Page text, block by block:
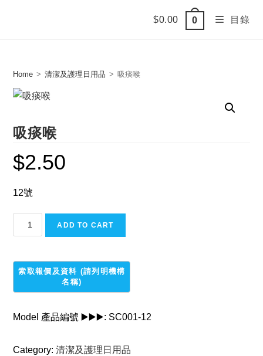
$0.00 0 目錄
Home > 清潔及護理日用品 > 吸痰喉
吸痰喉
$2.50
12號
痰
quantity
ADD TO CART
Model 產品編號 ▶️▶️▶️: SC001-12
Category:清潔及護理日用品